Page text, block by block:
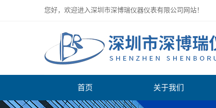
您好，欢迎进入深圳市深博瑞仪器仪表有限公司网站！
首页 关于我们